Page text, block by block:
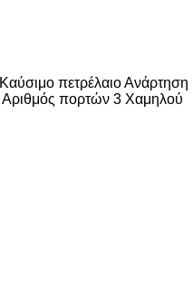
Καύσιμο πετρέλαιοΑνάρτηση
Αριθμός πορτών 3 Χαμηλού